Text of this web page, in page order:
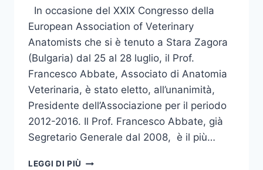
In occasione del XXIX Congresso della
European Association of Veterinary
Anatomists che si è tenuto a Stara Zagora
(Bulgaria) dal 25 al 28 luglio, il Prof.
Francesco Abbate, Associato di Anatomia
Veterinaria, è stato eletto, all’unanimità,
Presidente dell’Associazione per il periodo
2012-2016. Il Prof. Francesco Abbate, già
Segretario Generale dal 2008, è il più…
LEGGI DI PIÙ IL